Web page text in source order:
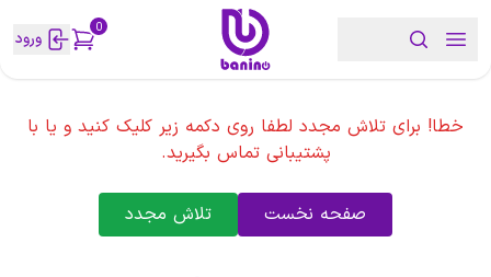
0 ورود
خطا! برای تلاش مجدد لطفا روی دکمه زیر کلیک کنید و یا با
پشتیبانی تماس بگیرید.
صفحه نخست تلاش مجدد